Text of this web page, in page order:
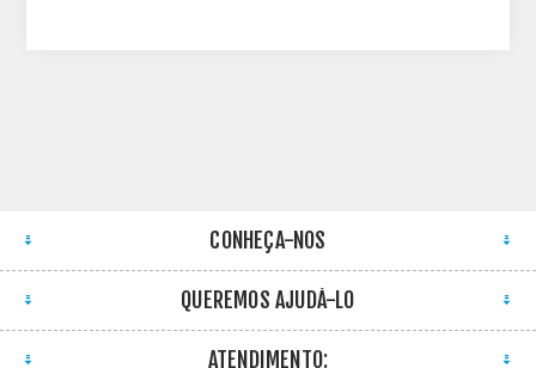
CONHEÇA-NOS
QUEREMOS AJUDÁ-LO
ATENDIMENTO: